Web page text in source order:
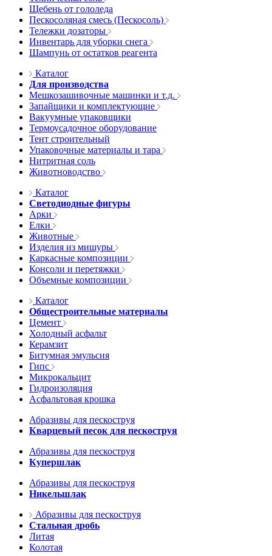
Щебень от гололеда
Пескосоляная смесь (Пескосоль)
Тележки дозаторы
Инвентарь для уборки снега
Шампунь от остатков реагента
Каталог
Для производства
Мешкозашивочные машинки и т.д.
Запайщики и комплектующие
Вакуумные упаковщики
Термоусадочное оборудование
Тент строительный
Упаковочные материалы и тара
Нитритная соль
Животноводство
Каталог
Светодиодные фигуры
Арки
Елки
Животные
Изделия из мишуры
Каркасные композиции
Консоли и перетяжки
Объемные композиции
Каталог
Общестроительные материалы
Цемент
Холодный асфальт
Керамзит
Битумная эмульсия
Гипс
Микрокальцит
Гидроизоляция
Асфальтовая крошка
Абразивы для пескоструя
Кварцевый песок для пескоструя
Абразивы для пескоструя
Купершлак
Абразивы для пескоструя
Никельшлак
Абразивы для пескоструя
Стальная дробь
Литая
Колотая